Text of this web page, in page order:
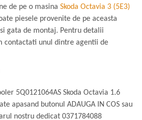
de pe o masina Skoda Octavia 3 (5E3)
piesele provenite de pe aceasta
gata de montaj. Pentru detalii
contactati unul dintre agentii de
5Q0121064AS Skoda Octavia 1.6
apasand butonul ADAUGA IN COS sau
nostru dedicat 0371784088